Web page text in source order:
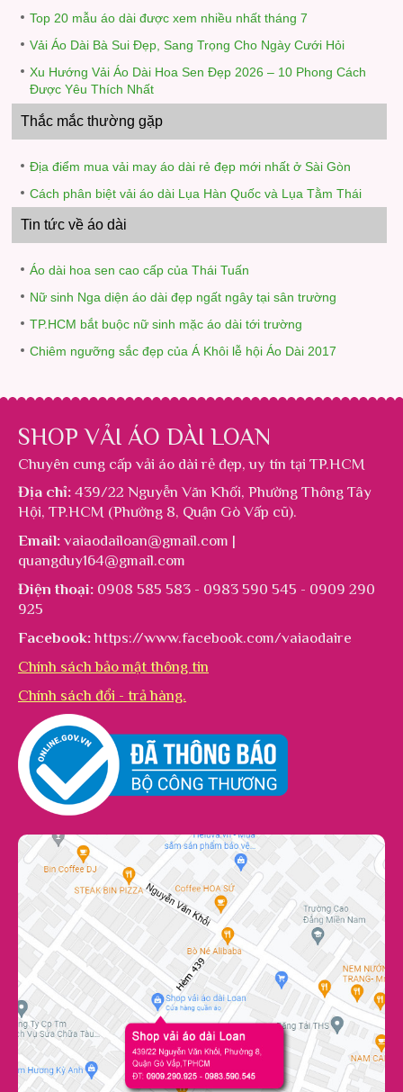
Top 20 mẫu áo dài được xem nhiều nhất tháng 7
Vải Áo Dài Bà Sui Đẹp, Sang Trọng Cho Ngày Cưới Hỏi
Xu Hướng Vải Áo Dài Hoa Sen Đẹp 2026 – 10 Phong Cách
Được Yêu Thích Nhất
Thắc mắc thường gặp
Địa điểm mua vải may áo dài rẻ đẹp mới nhất ở Sài Gòn
Cách phân biệt vải áo dài Lụa Hàn Quốc và Lụa Tằm Thái
Tin tức về áo dài
Áo dài hoa sen cao cấp của Thái Tuấn
Nữ sinh Nga diện áo dài đẹp ngất ngây tại sân trường
TP.HCM bắt buộc nữ sinh mặc áo dài tới trường
Chiêm ngưỡng sắc đẹp của Á Khôi lễ hội Áo Dài 2017
SHOP VẢI ÁO DÀI LOAN
Chuyên cung cấp vải áo dài rẻ đẹp, uy tín tại TP.HCM
Địa chỉ: 439/22 Nguyễn Văn Khối, Phường Thông Tây
Hội, TP.HCM (Phường 8, Quận Gò Vấp cũ).
Email: vaiaodailoan@gmail.com |
quangduy164@gmail.com
Điện thoại: 0908 585 583 - 0983 590 545 - 0909 290
925
Facebook: https://www.facebook.com/vaiaodaire
Chính sách bảo mật thông tin
Chính sách đổi - trả hàng.